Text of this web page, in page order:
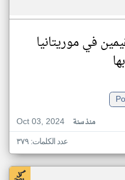
في موريتانيا
Oct 03, 2024
منذ سنة
عدد الكلمات: ٣٧٩